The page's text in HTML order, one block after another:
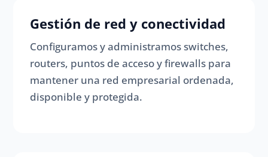
Gestión de red y conectividad
Configuramos y administramos switches,
routers, puntos de acceso y firewalls para
mantener una red empresarial ordenada,
disponible y protegida.